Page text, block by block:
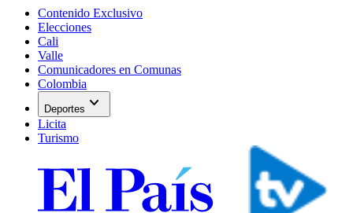
Contenido Exclusivo
Elecciones
Cali
Valle
Comunicadores en Comunas
Colombia
Deportes expand_more
Licita
Turismo